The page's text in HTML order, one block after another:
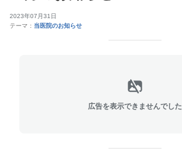
2023年07月31日
テーマ： 当医院のお知らせ
広告を表示できませんでした